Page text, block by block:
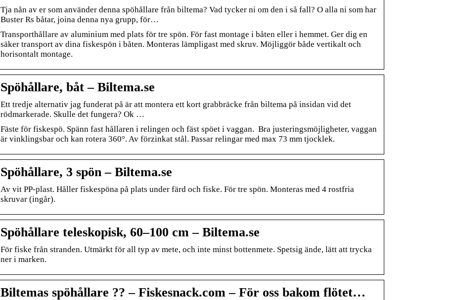
Tja nån av er som använder denna spöhållare från biltema? Vad tycker ni om den i så fall? O alla ni som har
Buster Rs båtar, joina denna nya grupp, för…
Transporthållare av aluminium med plats för tre spön. För fast montage i båten eller i hemmet. Ger dig en
säker transport av dina fiskespön i båten. Monteras lämpligast med skruv. Möjliggör både vertikalt och
horisontalt montage.
Spöhållare, båt – Biltema.se
Ett tredje alternativ jag funderat på är att montera ett kort grabbräcke från biltema på insidan vid det
rödmarkerade. Skulle det fungera? Ok …
Fäste för fiskespö. Spänn fast hållaren i relingen och fäst spöet i vaggan. Bra justeringsmöjligheter, vaggan
är vinklingsbar och kan rotera 360°. Av förzinkat stål. Passar relingar med max 73 mm tjocklek.
Spöhållare, 3 spön – Biltema.se
Av vit PP-plast. Håller fiskespöna på plats under färd och fiske. För tre spön. Monteras med 4 rostfria
skruvar (ingår).
Spöhållare teleskopisk, 60–100 cm – Biltema.se
För fiske från stranden. Utmärkt för all typ av mete, och inte minst bottenmete. Spetsig ände, lätt att trycka
ner i marken.
Biltemas spöhållare ?? – Fiskesnack.com – För oss bakom flötet…